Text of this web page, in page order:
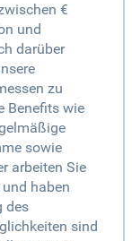
€
und
darüber
zu
Benefits wie
sowie
arbeiten Sie
haben
des
sind